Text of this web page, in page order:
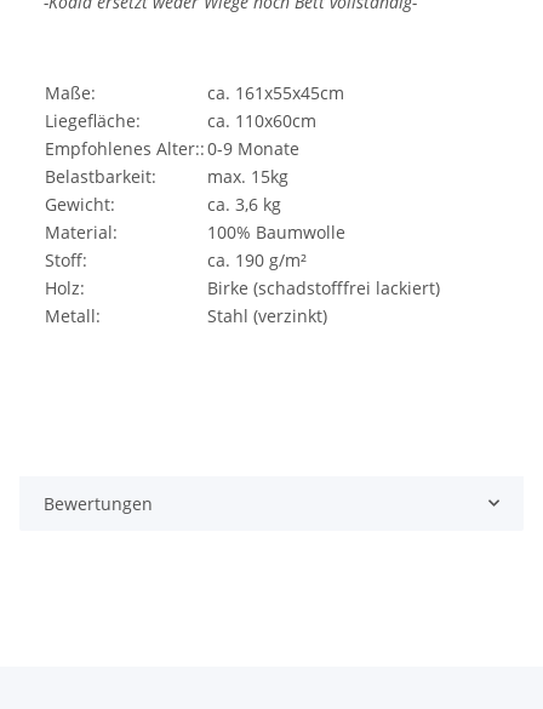
Maße:
ca. 161x55x45cm
Liegefläche:
ca. 110x60cm
Empfohlenes Alter::0-9 Monate
Belastbarkeit:
max. 15kg
Gewicht:
ca. 3,6 kg
Material:
100% Baumwolle
Stoff:
ca. 190 g/m²
Holz:
Birke (schadstofffrei lackiert)
Metall:
Stahl (verzinkt)
Bewertungen